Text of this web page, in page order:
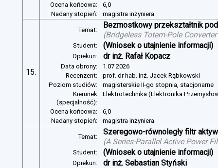
Ocena końcowa:
6,0
Nadany stopień:
magistra inżyniera
15.
Temat:
Bezmostkowy przekształtnik
(Bridgeless Totem-Pole
Student: (Wniosek o utajnienie informacji)
Opiekun: dr inż. Rafał Kopacz
Data obrony:
1.07.2026
Recenzent:
prof. dr hab. inż. Jacek Rąbkowski
Poziom studiów:
magisterskie II-go stopnia, stacjonarne
Kierunek
(specjalność):
Elektrotechnika (Elektronika
Ocena końcowa:
6,0
Nadany stopień:
magistra inżyniera
Temat:
Szeregowo-równoległy filtr
(A Series-Parallel Active Power
Student: (Wniosek o utajnienie informacji)
Opiekun: dr inż. Sebastian Styński